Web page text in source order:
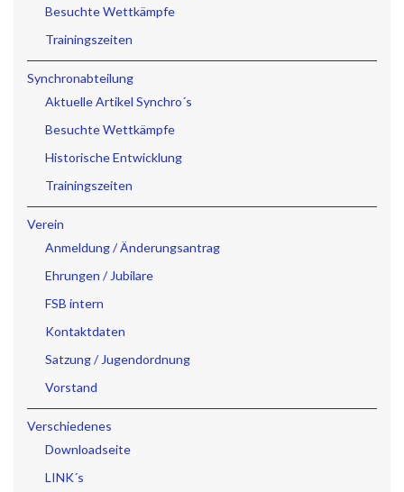
Besuchte Wettkämpfe
Trainingszeiten
Synchronabteilung
Aktuelle Artikel Synchro´s
Besuchte Wettkämpfe
Historische Entwicklung
Trainingszeiten
Verein
Anmeldung / Änderungsantrag
Ehrungen / Jubilare
FSB intern
Kontaktdaten
Satzung / Jugendordnung
Vorstand
Verschiedenes
Downloadseite
LINK´s